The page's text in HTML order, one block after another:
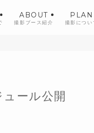
ABOUT
撮影ブース紹介
PLAN
撮影につい
ール公開